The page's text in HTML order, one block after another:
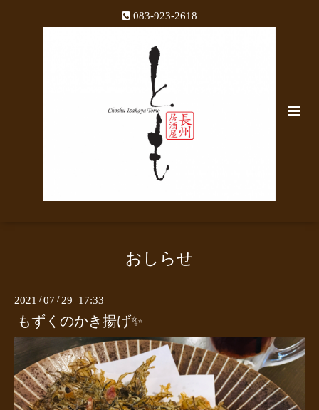
083-923-2618
おしらせ
2021 /07 / 29 17:33
もずくのかき揚げ✨